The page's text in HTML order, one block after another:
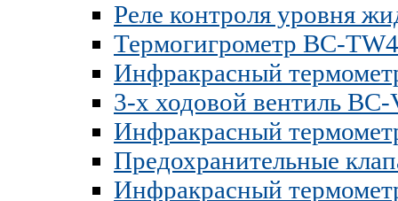
Реле контроля уровня
Термогигрометр BC-
Инфракрасный
3-х ходовой вентиль
Инфракрасный
Предохранительные
Инфракрасный